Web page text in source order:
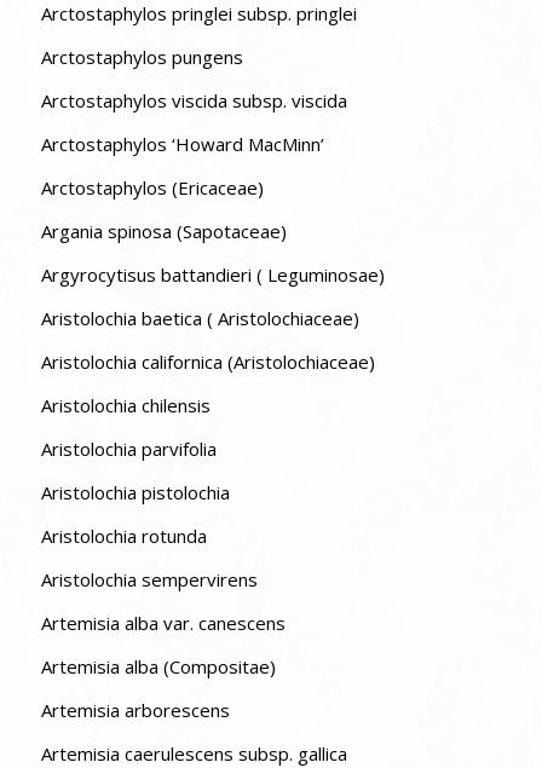
Arctostaphylos pringlei subsp. pringlei
Arctostaphylos pungens
Arctostaphylos viscida subsp. viscida
Arctostaphylos ‘Howard MacMinn’
Arctostaphylos (Ericaceae)
Argania spinosa (Sapotaceae)
Argyrocytisus battandieri ( Leguminosae)
Aristolochia baetica ( Aristolochiaceae)
Aristolochia californica (Aristolochiaceae)
Aristolochia chilensis
Aristolochia parvifolia
Aristolochia pistolochia
Aristolochia rotunda
Aristolochia sempervirens
Artemisia alba var. canescens
Artemisia alba (Compositae)
Artemisia arborescens
Artemisia caerulescens subsp. gallica